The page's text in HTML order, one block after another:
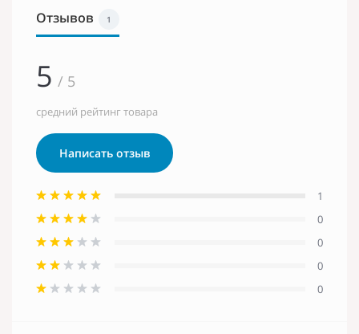
Отзывов 1
5 / 5
средний рейтинг товара
Написать отзыв
1
0
0
0
0